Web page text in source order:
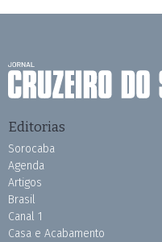
Editorias
Sorocaba
Agenda
Artigos
Brasil
Canal 1
Casa e Acabamento